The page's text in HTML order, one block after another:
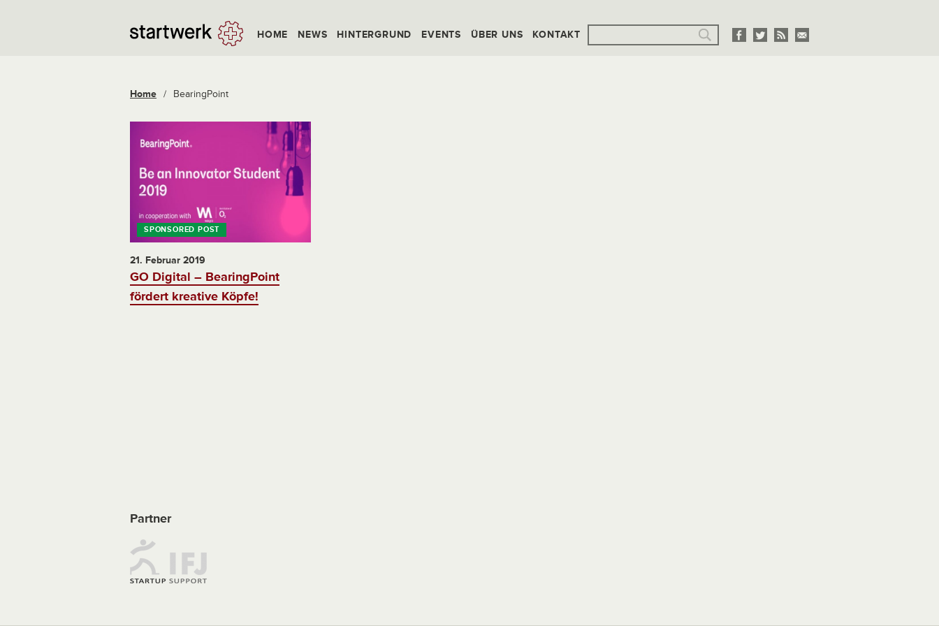
HOME NEWS HINTERGRUND EVENTS ÜBER UNS KONTAKT
Home / BearingPoint
21. Februar 2019
GO Digital – BearingPoint
fördert kreative Köpfe!
Partner